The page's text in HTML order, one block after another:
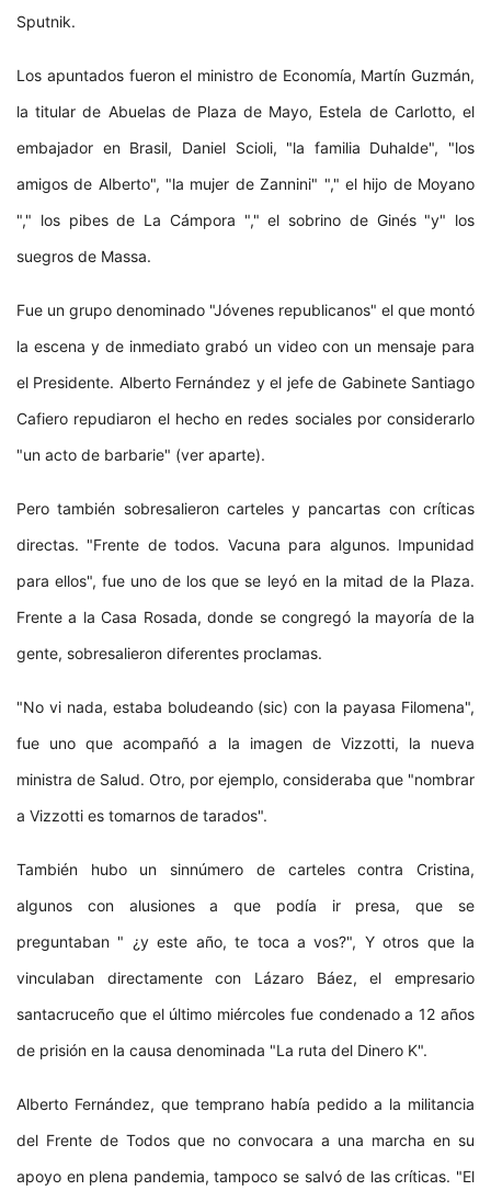
Sputnik. ​
Los apuntados fueron el ministro de Economía, Martín Guzmán,
la titular de Abuelas de Plaza de Mayo, Estela de Carlotto, el
embajador en Brasil, Daniel Scioli, "la familia Duhalde", "los
amigos de Alberto", "la mujer de Zannini" "," el hijo de Moyano
"," los pibes de La Cámpora "," el sobrino de Ginés "y" los
suegros de Massa.
Fue un grupo denominado "Jóvenes republicanos" el que montó
la escena y de inmediato grabó un video con un mensaje para
el Presidente. Alberto Fernández y el jefe de Gabinete Santiago
Cafiero repudiaron el hecho en redes sociales por considerarlo
"un acto de barbarie" (ver aparte).
Pero también sobresalieron carteles y pancartas con críticas
directas. "Frente de todos. Vacuna para algunos. Impunidad
para ellos", fue uno de los que se leyó en la mitad de la Plaza.
Frente a la Casa Rosada, donde se congregó la mayoría de la
gente, sobresalieron diferentes proclamas.
"No vi nada, estaba boludeando (sic) con la payasa Filomena",
fue uno que acompañó a la imagen de Vizzotti, la nueva
ministra de Salud. Otro, por ejemplo, consideraba que "nombrar
a Vizzotti es tomarnos de tarados".
También hubo un sinnúmero de carteles contra Cristina,
algunos con alusiones a que podía ir presa, que se
preguntaban " ¿y este año, te toca a vos?", Y otros que la
vinculaban directamente con Lázaro Báez, el empresario
santacruceño que el último miércoles fue condenado a 12 años
de prisión en la causa denominada "La ruta del Dinero K".
Alberto Fernández, que temprano había pedido a la militancia
del Frente de Todos que no convocara a una marcha en su
apoyo en plena pandemia, tampoco se salvó de las críticas. "El